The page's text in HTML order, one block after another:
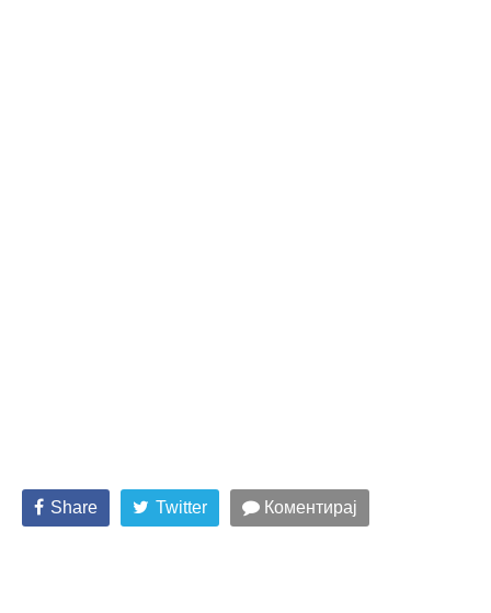
Share Twitter Коментирај